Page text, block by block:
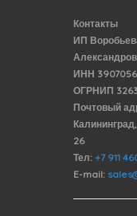
Контакты
ИП
ИНН
ОГРНИП
Почтовый
26
Тел: +7 911
E-mail: